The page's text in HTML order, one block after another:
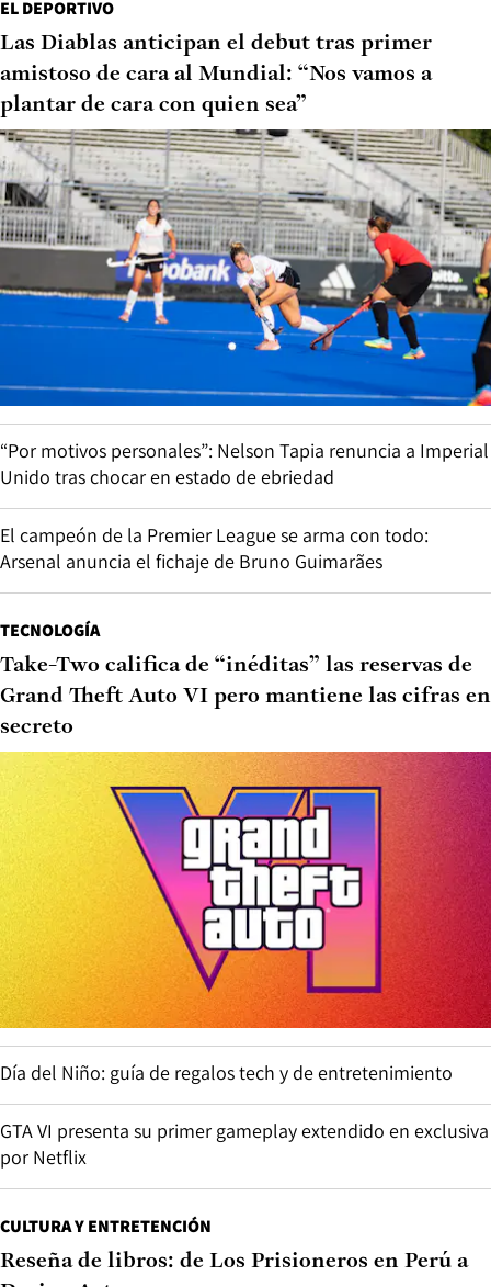
EL DEPORTIVO
Las Diablas anticipan el debut tras primer
amistoso de cara al Mundial: “Nos vamos a
plantar de cara con quien sea”
“Por motivos personales”: Nelson Tapia renuncia a Imperial
Unido tras chocar en estado de ebriedad
El campeón de la Premier League se arma con todo:
Arsenal anuncia el fichaje de Bruno Guimarães
TECNOLOGÍA
Take-Two califica de “inéditas” las reservas de
Grand Theft Auto VI pero mantiene las cifras en
secreto
Día del Niño: guía de regalos tech y de entretenimiento
GTA VI presenta su primer gameplay extendido en exclusiva
por Netflix
CULTURA Y ENTRETENCIÓN
Reseña de libros: de Los Prisioneros en Perú a